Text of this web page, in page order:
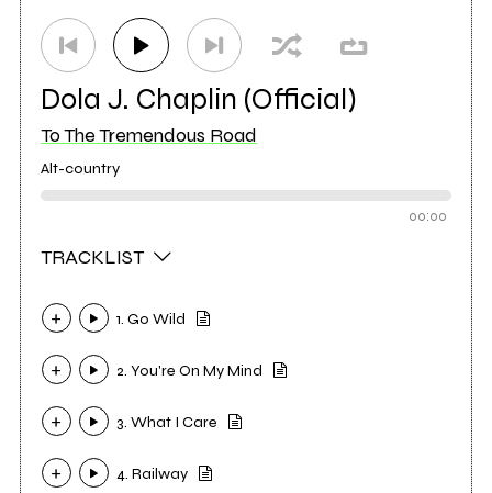
Dola J. Chaplin (Official)
To The Tremendous Road
Alt-country
00:00
TRACKLIST
1. Go Wild
2. You're On My Mind
3. What I Care
4. Railway